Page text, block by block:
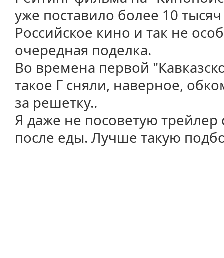
уже поставило более 10
Российское кино и так не
очередная поделка.
Во времена первой
такое Г сняли, наверное,
за решетку..
Я даже не посоветую трейлер
после еды. Лучше такую